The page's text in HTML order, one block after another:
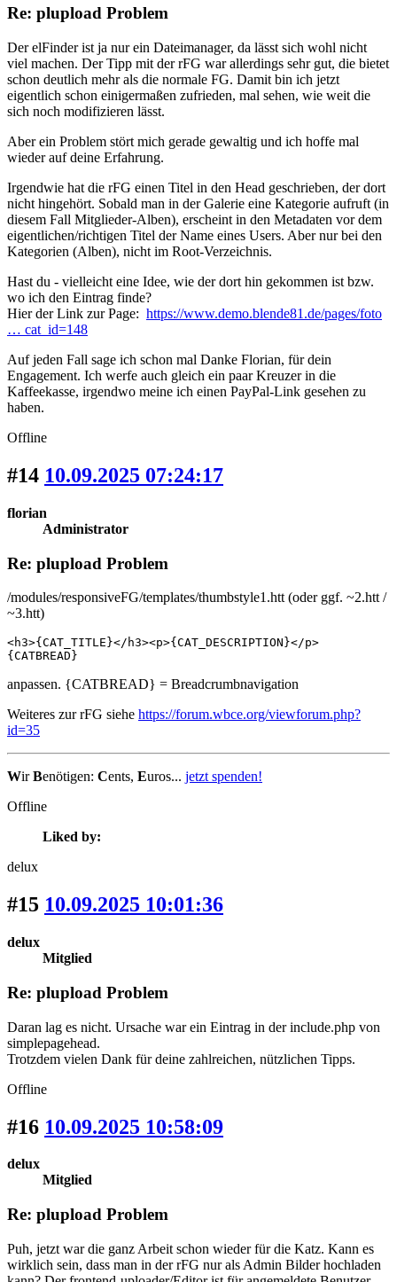
Re: plupload Problem
Der elFinder ist ja nur ein Dateimanager, da lässt sich wohl nicht
viel machen. Der Tipp mit der rFG war allerdings sehr gut, die bietet
schon deutlich mehr als die normale FG. Damit bin ich jetzt
eigentlich schon einigermaßen zufrieden, mal sehen, wie weit die
sich noch modifizieren lässt.
Aber ein Problem stört mich gerade gewaltig und ich hoffe mal
wieder auf deine Erfahrung.
Irgendwie hat die rFG einen Titel in den Head geschrieben, der dort
nicht hingehört. Sobald man in der Galerie eine Kategorie aufruft (in
diesem Fall Mitglieder-Alben), erscheint in den Metadaten vor dem
eigentlichen/richtigen Titel der Name eines Users. Aber nur bei den
Kategorien (Alben), nicht im Root-Verzeichnis.
Hast du - vielleicht eine Idee, wie der dort hin gekommen ist bzw.
wo ich den Eintrag finde?
Hier der Link zur Page: https://www.demo.blende81.de/pages/foto
… cat_id=148
Auf jeden Fall sage ich schon mal Danke Florian, für dein
Engagement. Ich werfe auch gleich ein paar Kreuzer in die
Kaffeekasse, irgendwo meine ich einen PayPal-Link gesehen zu
haben.
Offline
#14 10.09.2025 07:24:17
florian
Administrator
Re: plupload Problem
/modules/responsiveFG/templates/thumbstyle1.htt (oder ggf. ~2.htt /
~3.htt)
<h3>{CAT_TITLE}</h3><p>{CAT_DESCRIPTION}</p>
{CATBREAD}
anpassen. {CATBREAD} = Breadcrumbnavigation
Weiteres zur rFG siehe https://forum.wbce.org/viewforum.php?
id=35
WirBenötigen: Cents, Euros... jetzt spenden!
Offline
Liked by:
delux
#15 10.09.2025 10:01:36
delux
Mitglied
Re: plupload Problem
Daran lag es nicht. Ursache war ein Eintrag in der include.php von
simplepagehead.
Trotzdem vielen Dank für deine zahlreichen, nützlichen Tipps.
Offline
#16 10.09.2025 10:58:09
delux
Mitglied
Re: plupload Problem
Puh, jetzt war die ganz Arbeit schon wieder für die Katz. Kann es
wirklich sein, dass man in der rFG nur als Admin Bilder hochladen